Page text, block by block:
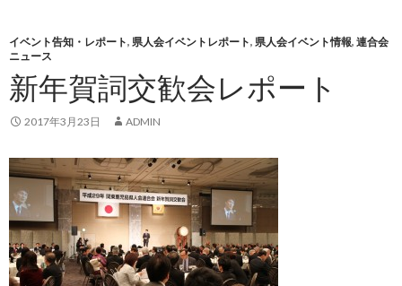
動
イベント告知・レポート, 県人会イベントレポート, 県人会イベント情報, 連合会
ニュース
新年賀詞交歓会レポート
2017年3月23日 ADMIN